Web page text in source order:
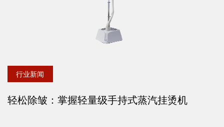
行业新闻
轻松除皱：掌握轻量级手持式蒸汽挂烫机